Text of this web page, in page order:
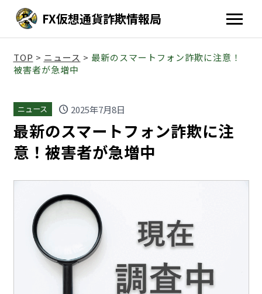
FX仮想通貨詐欺情報局
TOP > ニュース > 最新のスマートフォン詐欺に注意！
被害者が急増中
ニュース schedule 2025年7月8日
最新のスマートフォン詐欺に注
意！被害者が急増中